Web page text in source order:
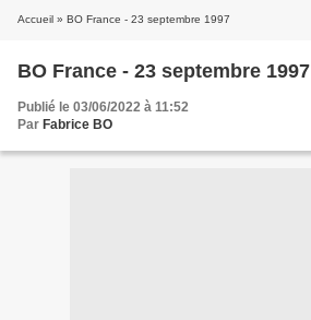
Accueil » BO France - 23 septembre 1997
BO France - 23 septembre 1997
Publié le 03/06/2022 à 11:52
Par Fabrice BO